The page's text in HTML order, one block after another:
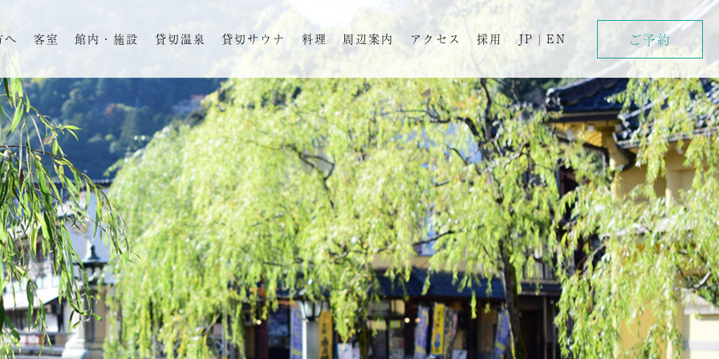
へ 客室 館内・施設 貸切温泉 貸切サウナ 料理 周辺案内 アクセス 採用 JP | EN ご予約